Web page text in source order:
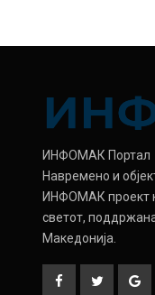
ИНФОМАК Портал
Навремено и
ИНФОМАК проект
светот,
Македонија.